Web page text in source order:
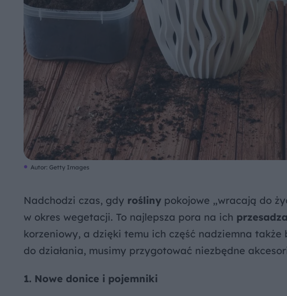
Autor: Getty Images
Nadchodzi czas, gdy rośliny pokojowe „wracają do
w okres wegetacji. To najlepsza pora na ich
korzeniowy, a dzięki temu ich część nadziemna
do działania, musimy przygotować niezbędne
1. Nowe donice i pojemniki